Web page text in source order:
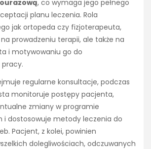
, co wymaga jego pełnego
planu leczenia. Rola
jak ortopeda czy fizjoterapeuta,
prowadzeniu terapii, ale także na
i motywowaniu go do
regularne konsultacje, podczas
monitoruje postępy pacjenta,
zmiany w programie
i dostosowuje metody leczenia do
Pacjent, z kolei, powinien
dolegliwościach, odczuwanych